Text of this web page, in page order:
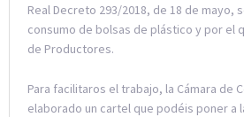
Real Decreto 293/2018, de 18 de mayo,
consumo de bolsas de plástico y por el
de Productores.
Para facilitaros el trabajo, la Cámara de
elaborado un cartel que podéis poner a